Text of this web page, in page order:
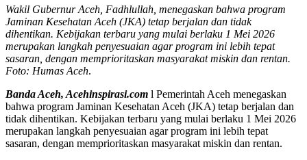
Wakil Gubernur Aceh, Fadhlullah, menegaskan bahwa program
Jaminan Kesehatan Aceh (JKA) tetap berjalan dan tidak
dihentikan. Kebijakan terbaru yang mulai berlaku 1 Mei 2026
merupakan langkah penyesuaian agar program ini lebih tepat
sasaran, dengan memprioritaskan masyarakat miskin dan rentan.
Foto: Humas Aceh.
Banda Aceh, Acehinspirasi.com l Pemerintah Aceh menegaskan
bahwa program Jaminan Kesehatan Aceh (JKA) tetap berjalan dan
tidak dihentikan. Kebijakan terbaru yang mulai berlaku 1 Mei 2026
merupakan langkah penyesuaian agar program ini lebih tepat
sasaran, dengan memprioritaskan masyarakat miskin dan rentan.